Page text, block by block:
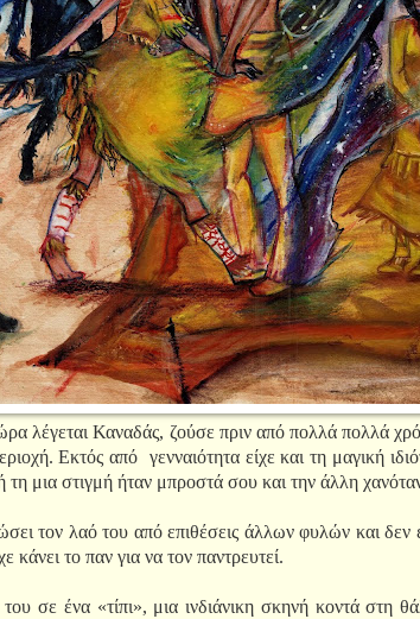
λέγεται Καναδάς, ζούσε πριν από πολλά πολλά
Εκτός από γενναιότητα είχε και τη μαγική
μια στιγμή ήταν μπροστά σου και την άλλη
τον λαό του από επιθέσεις άλλων φυλών και δεν
το παν για να τον παντρευτεί.
σε ένα «τίπι», μια ινδιάνικη σκηνή κοντά στη